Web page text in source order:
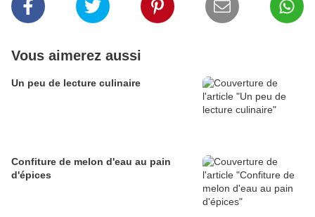
Vous aimerez aussi
Un peu de lecture culinaire
Confiture de melon d'eau au pain
d'épices